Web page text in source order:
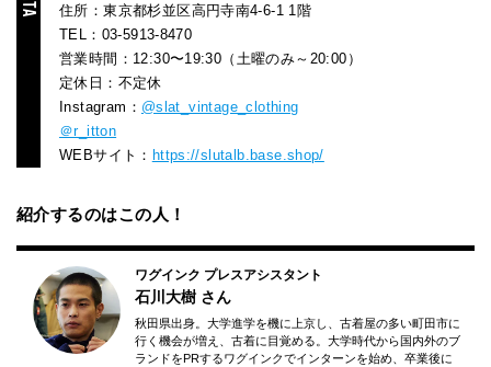
住所：東京都杉並区高円寺南4-6-1 1階
TEL：03-5913-8470
営業時間：12:30〜19:30（土曜のみ～20:00）
定休日：不定休
Instagram： @slat_vintage_clothing
＠r_itton
WEBサイト： https://slutalb.base.shop/
紹介するのはこの人！
ワグインク プレスアシスタント
石川大樹 さん
秋田県出身。大学進学を機に上京し、古着屋の多い町田市に
行く機会が増え、古着に目覚める。大学時代から国内外のブ
ランドをPRするワグインクでインターンを始め、卒業後に